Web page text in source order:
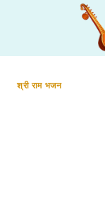
श्री राम भजन